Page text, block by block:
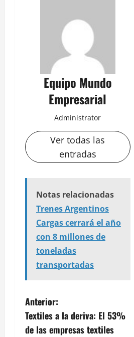
Equipo Mundo
Empresarial
Administrator
Ver todas las
entradas
Notas relacionadas
Trenes Argentinos
Cargas cerrará el año
con 8 millones de
toneladas
transportadas
N
a
Anterior:
Textiles a la deriva: El 53%
de las empresas textiles